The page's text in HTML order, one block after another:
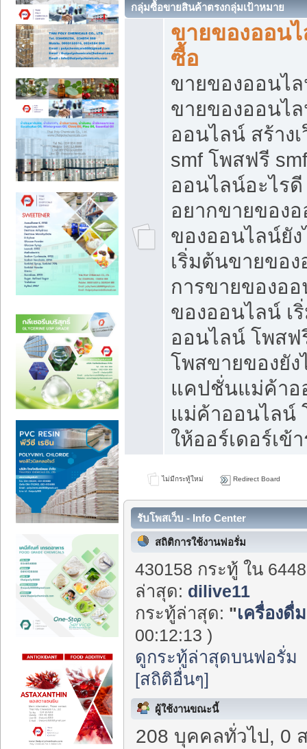
กลุ่มซื้อขายสินค้าตรงกลุ่มเป้าหมาย
ขายของออน
ซื้อ
ขายของออนไล
ขายของออนไ
ออนไลน์ สร้าง
smf โพสฟรี
ออนไลน์อะไร
อยากขายของ
ของออนไลน์ยั
เริ่มต้นขายของ
การขายของอ
ของออนไลน์ เ
ออนไลน์ โพส
โพสขายของยัง
แคปชั่นแม่ค้า
แม่ค้าออนไลน์
ให้ออร์เดอร์เข้
ไม่มีกระทู้ใหม่ Redirect Board
รับโพสเว็บ - Info Center
สถิติการใช้งานฟอรั่ม
430158 กระทู้ ใน
ล่าสุด: dilive11
กระทู้ล่าสุด: "เครื่องดื่
00:12:13 )
ดูกระทู้ล่าสุดบนฟอรั่ม
[สถิติอื่นๆ]
ผู้ใช้งานขณะนี้
208 บุคคลทั่วไป, 0